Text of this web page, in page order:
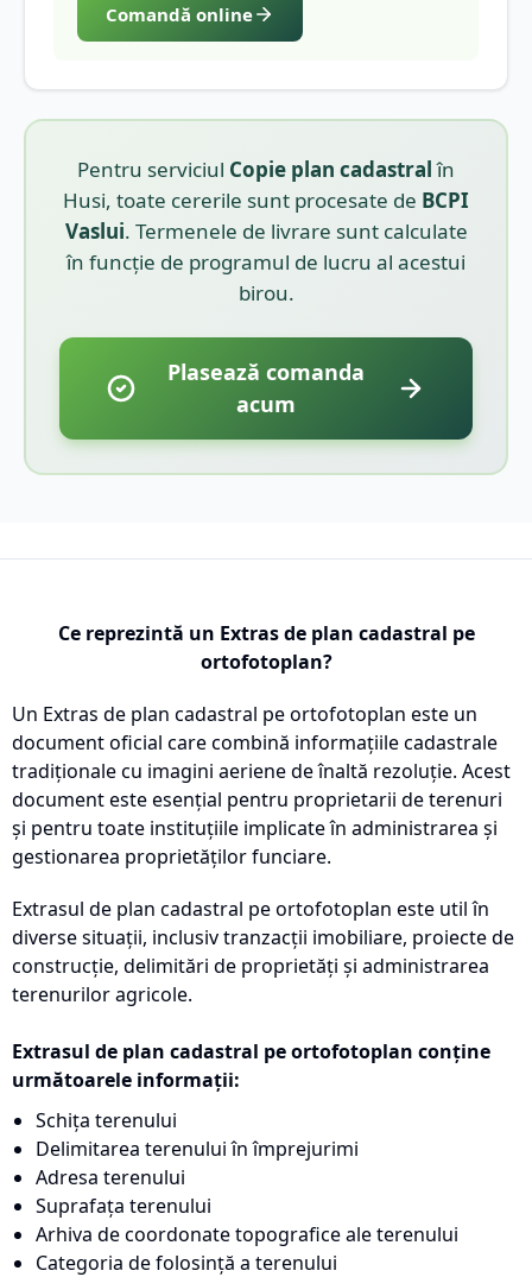
Comandă online
Pentru serviciul Copie plan cadastralîn
Husi, toate cererile sunt procesate de BCPI
Vaslui. Termenele de livrare sunt calculate
în funcție de programul de lucru al acestui
birou.
Plasează comanda
acum
Ce reprezintă un Extras de plan cadastral pe
ortofotoplan?
Un Extras de plan cadastral pe ortofotoplan este un
document oficial care combină informațiile cadastrale
tradiționale cu imagini aeriene de înaltă rezoluție. Acest
document este esențial pentru proprietarii de terenuri
și pentru toate instituțiile implicate în administrarea și
gestionarea proprietăților funciare.
Extrasul de plan cadastral pe ortofotoplan este util în
diverse situații, inclusiv tranzacții imobiliare, proiecte de
construcție, delimitări de proprietăți și administrarea
terenurilor agricole.
Extrasul de plan cadastral pe ortofotoplan conține
următoarele informații:
Schița terenului
Delimitarea terenului în împrejurimi
Adresa terenului
Suprafața terenului
Arhiva de coordonate topografice ale terenului
Categoria de folosință a terenului